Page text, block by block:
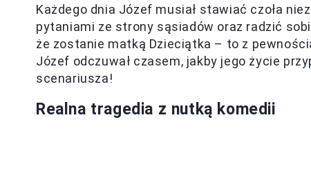
Każdego dnia Józef musiał stawiać czoła
pytaniami ze strony sąsiadów oraz radzić
że zostanie matką Dzieciątka – to z
Józef odczuwał czasem, jakby jego życie
scenariusza!
Realna tragedia z nutką komedii